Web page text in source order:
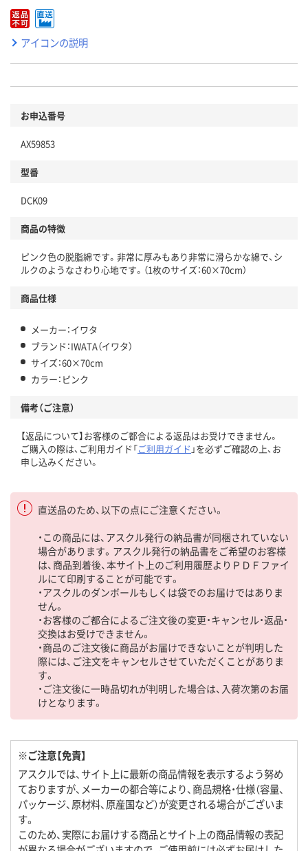
アイコンの説明
お申込番号
AX59853
型番
DCK09
商品の特徴
ピンク色の脱脂綿です。非常に厚みもあり非常に滑らかな綿で、シ
ルクのようなさわり心地です。（1枚のサイズ：60×70cm）
商品仕様
メーカー：イワタ
ブランド：IWATA（イワタ）
サイズ：60×70cm
カラー：ピンク
備考（ご注意）
【返品について】お客様のご都合による返品はお受けできません。
ご購入の際は、ご利用ガイド「ご利用ガイド 」を必ずご確認の上、お
申し込みください。
直送品のため、以下の点にご注意ください。
・この商品には、アスクル発行の納品書が同梱されていない
場合があります。アスクル発行の納品書をご希望のお客様
は、商品到着後、本サイト上のご利用履歴よりＰＤＦファイ
ルにて印刷することが可能です。
・アスクルのダンボールもしくは袋でのお届けではありま
せん。
・お客様のご都合によるご注文後の変更・キャンセル・返品・
交換はお受けできません。
・商品のご注文後に商品がお届けできないことが判明した
際には、ご注文をキャンセルさせていただくことがありま
す。
・ご注文後に一時品切れが判明した場合は、入荷次第のお届
けとなります。
※ご注意【免責】
アスクルでは、サイト上に最新の商品情報を表示するよう努め
ておりますが、メーカーの都合等により、商品規格・仕様（容量、
パッケージ、原材料、原産国など）が変更される場合がございま
す。
このため、実際にお届けする商品とサイト上の商品情報の表記